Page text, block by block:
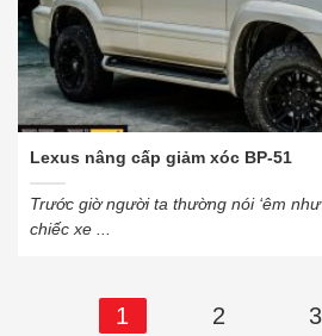
Lexus nâng cấp giảm xóc BP-51
Trước giờ người ta thường nói ‘êm
chiếc xe ...
1 2 3